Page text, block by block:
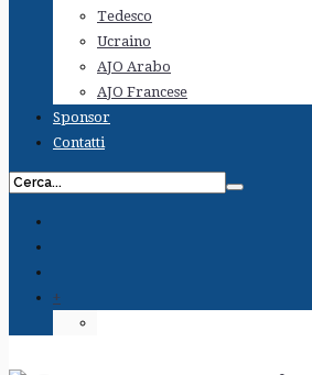
Tedesco
Ucraino
AJO Arabo
AJO Francese
Sponsor
Contatti
+